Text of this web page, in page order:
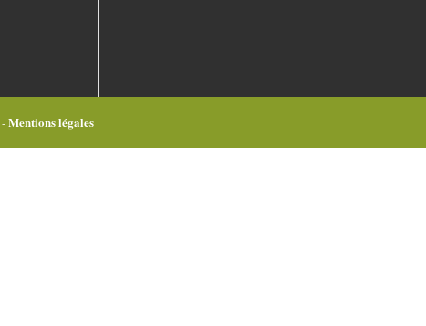
-Mentions légales